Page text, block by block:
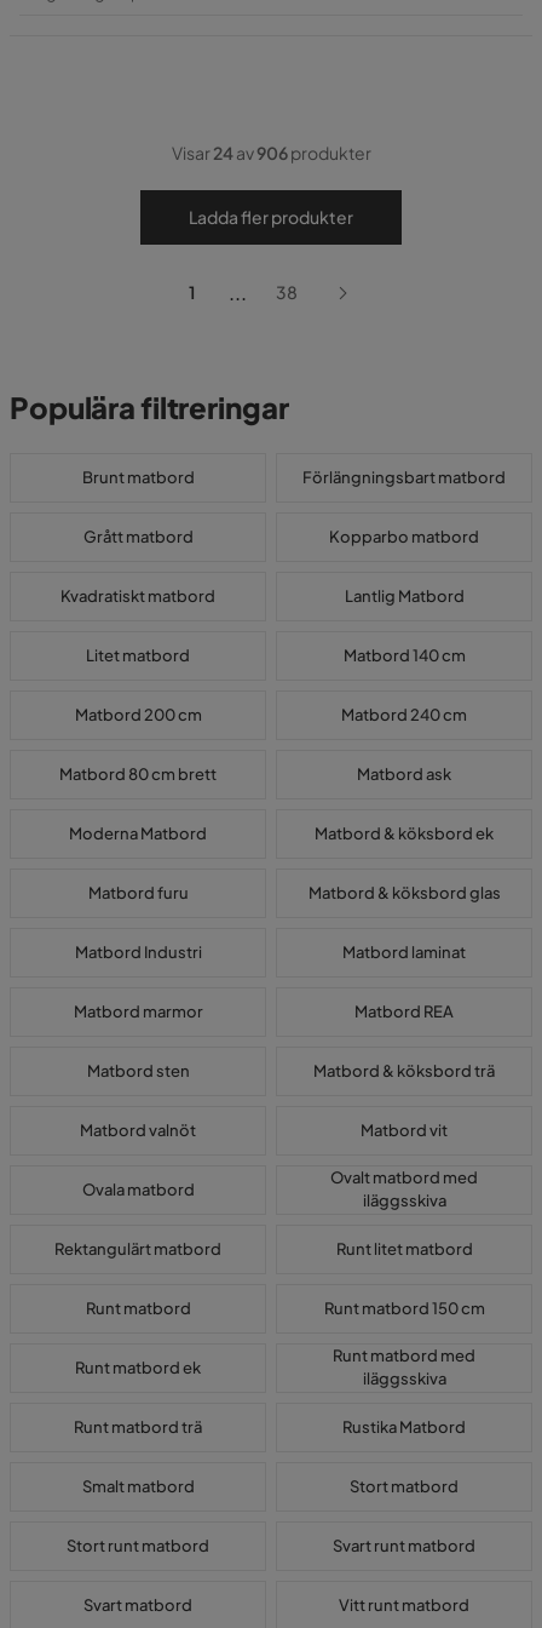
Visar24av906produkter
Ladda fler produkter
1 ... 38
Populära filtreringar
Brunt matbord Förlängningsbart matbord
Grått matbord Kopparbo matbord
Kvadratiskt matbord Lantlig Matbord
Litet matbord Matbord 140 cm
Matbord 200 cm Matbord 240 cm
Matbord 80 cm brett Matbord ask
Moderna Matbord Matbord & köksbord ek
Matbord furu Matbord & köksbord glas
Matbord Industri Matbord laminat
Matbord marmor Matbord REA
Matbord sten Matbord & köksbord trä
Matbord valnöt Matbord vit
Ovala matbord
Ovalt matbord med
iläggsskiva
Rektangulärt matbord Runt litet matbord
Runt matbord Runt matbord 150 cm
Runt matbord ek
Runt matbord med
iläggsskiva
Runt matbord trä Rustika Matbord
Smalt matbord Stort matbord
Stort runt matbord Svart runt matbord
Svart matbord Vitt runt matbord